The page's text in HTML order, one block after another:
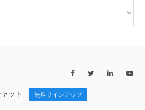
ット 無料サインアップ